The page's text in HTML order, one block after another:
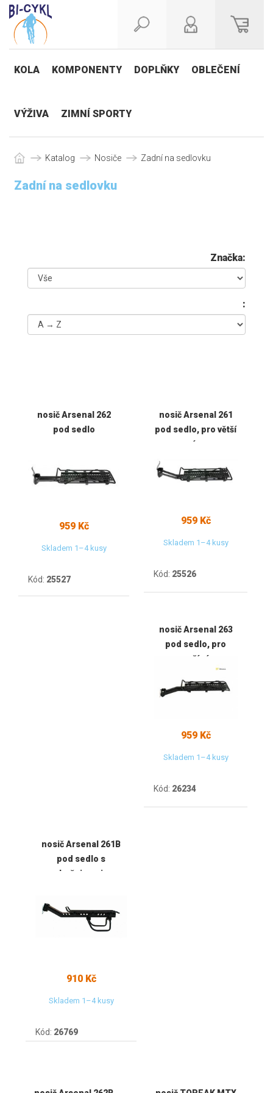
KOLA KOMPONENTY DOPLŇKY OBLEČENÍ
VÝŽIVA ZIMNÍ SPORTY
Katalog Nosiče Zadní na sedlovku
Zadní na sedlovku
Značka:
:
nosič Arsenal 262
pod sedlo
959 Kč
Skladem 1–4 kusy
Kód: 25527
nosič Arsenal 261
pod sedlo, pro větší
rám
959 Kč
Skladem 1–4 kusy
Kód: 25526
nosič Arsenal 263
pod sedlo, pro
menší rám
959 Kč
Skladem 1–4 kusy
Kód: 26234
nosič Arsenal 261B
pod sedlo s
bočnicemi
910 Kč
Skladem 1–4 kusy
Kód: 26769